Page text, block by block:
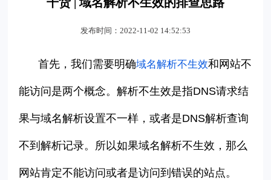
发布时间：2022-11-02 14:52:53
首先，我们需要明确域名解析不生效和网站不
能访问是两个概念。解析不生效是指DNS请求结
果与域名解析设置不一样，或者是DNS解析查询
不到解析记录。所以如果域名解析不生效，那么
网站肯定不能访问或者是访问到错误的站点。